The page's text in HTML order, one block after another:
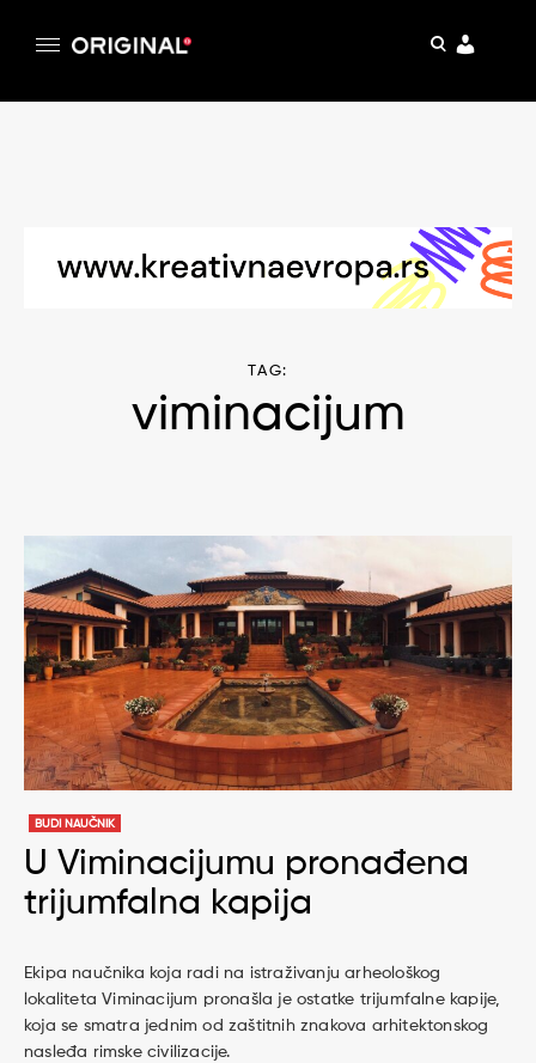
pretraga
TAG:
viminacijum
BUDI NAUČNIK
U Viminacijumu pronađena
trijumfalna kapija
Ekipa naučnika koja radi na istraživanju arheološkog
lokaliteta Viminacijum pronašla je ostatke trijumfalne kapije,
koja se smatra jednim od zaštitnih znakova arhitektonskog
nasleđa rimske civilizacije.